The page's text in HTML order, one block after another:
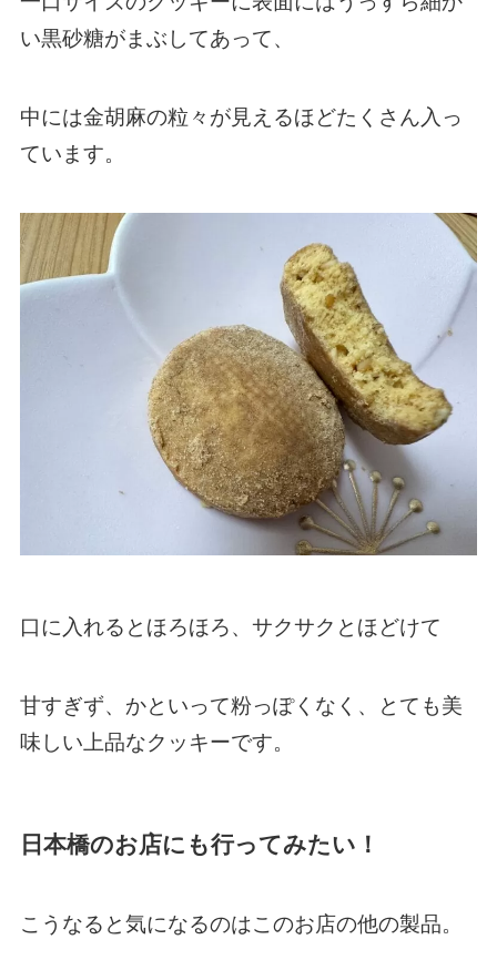
い黒砂糖がまぶしてあって、
中には金胡麻の粒々が見えるほどたくさん入っ
ています。
口に入れるとほろほろ、サクサクとほどけて
甘すぎず、かといって粉っぽくなく、とても美
味しい上品なクッキーです。
日本橋のお店にも行ってみたい！
こうなると気になるのはこのお店の他の製品。